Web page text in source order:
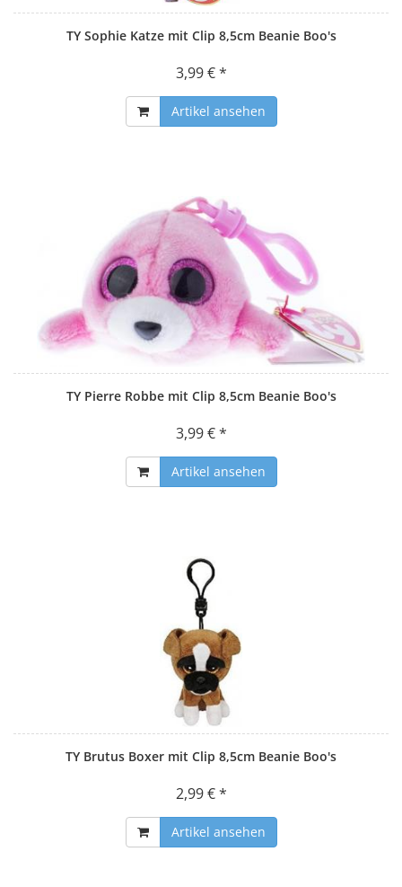
TY Sophie Katze mit Clip 8,5cm Beanie Boo's
3,99 € *
Artikel ansehen
TY Pierre Robbe mit Clip 8,5cm Beanie Boo's
3,99 € *
Artikel ansehen
TY Brutus Boxer mit Clip 8,5cm Beanie Boo's
2,99 € *
Artikel ansehen